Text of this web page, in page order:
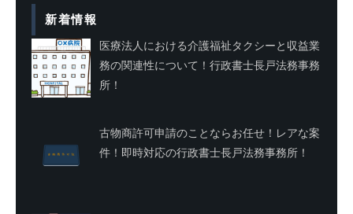
新着情報
医療法人における介護福祉タクシーと収益業
務の関連性について！行政書士長戸法務事務
所！
古物商許可申請のことならお任せ！レアな案
件！即時対応の行政書士長戸法務事務所！